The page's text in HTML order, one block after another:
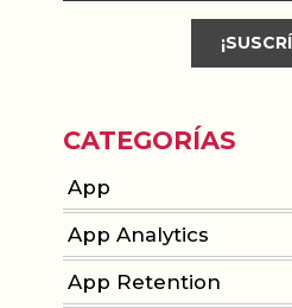
CATEGORÍAS
App
App Analytics
App Retention